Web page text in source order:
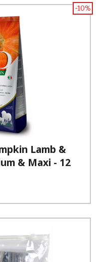
Lamb &
& Maxi - 12
-10%